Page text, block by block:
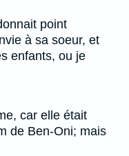
point
à sa soeur, et
enfants, ou je
car elle était
de Ben-Oni; mais